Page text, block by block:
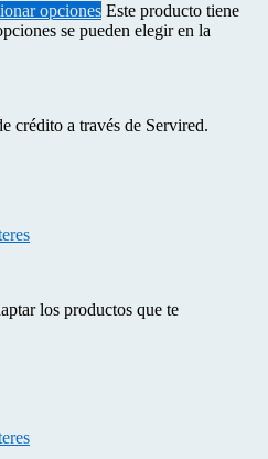
opciones Este producto tiene
se pueden elegir en la
crédito a través de Servired.
los productos que te